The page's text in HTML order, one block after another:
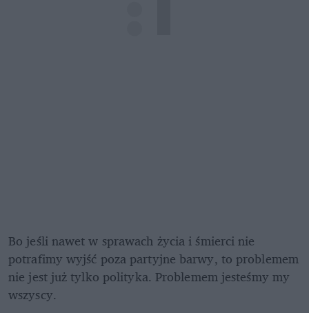
Bo jeśli nawet w sprawach życia i śmierci nie
potrafimy wyjść poza partyjne barwy, to problemem
nie jest już tylko polityka. Problemem jesteśmy my
wszyscy.